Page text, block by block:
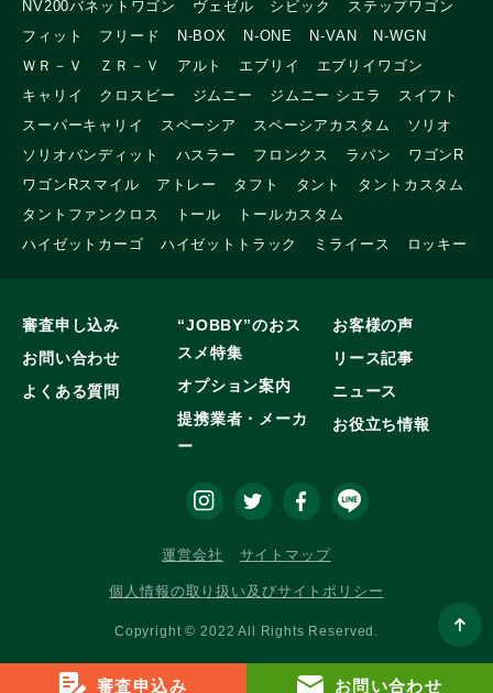
審査申込み お問い合わせ
NV200バネットワゴン
ヴェゼル シビック
ステップワゴン
フィット
フリード N-BOX N-ONE N-VAN
N-WGN
ＷＲ－Ｖ
ＺＲ－Ｖ アルト エブリイ
エブリイワゴン
キャリイ
クロスビー ジムニー ジムニー シエラ
スイフト
スーパーキャリイ
スペーシア スペーシアカスタム
ソリオ
ソリオバンディット
ハスラー フロンクス ラパン
ワゴンR
ワゴンRスマイル
アトレー タフト タント
タントカスタム
タントファンクロス
トール
トールカスタム
ハイゼットカーゴ
ハイゼットトラック ミライース ロッキー
審査申し込み
お問い合わせ
よくある質問
“JOBBY”のおス
スメ特集
オプション案内
提携業者・メーカ
ー
お客様の声
リース記事
ニュース
お役立ち情報
運営会社 サイトマップ
個人情報の取り扱い及びサイトポリシー
Copyright © 2022 All Rights Reserved.